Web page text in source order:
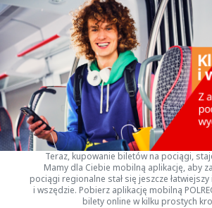
Teraz, kupowanie biletów na pociągi,
Mamy dla Ciebie mobilną aplikację, aby
pociągi regionalne stał się jeszcze
i wszędzie. Pobierz aplikację mobilną
bilety online w kilku prostych